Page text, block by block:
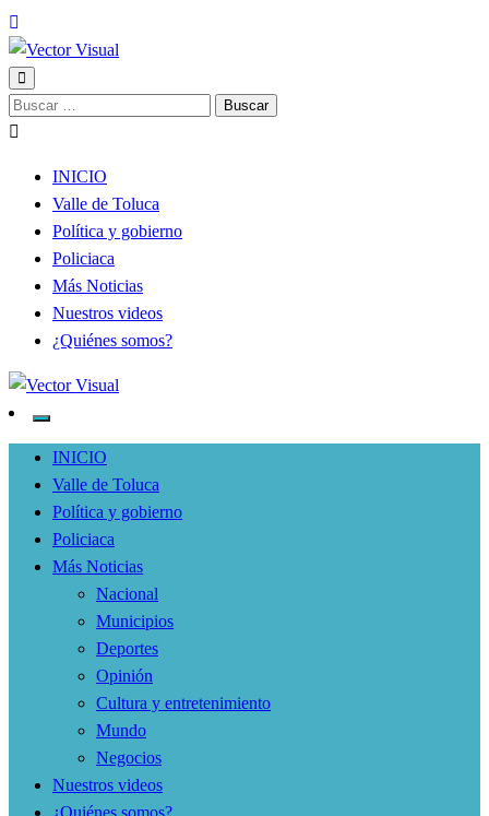
Vector Visual
Noticias y Producción Audiovisual
Buscar:
INICIO
Valle de Toluca
Política y gobierno
Policiaca
Más Noticias
Nuestros videos
¿Quiénes somos?
Vector Visual
INICIO
Valle de Toluca
Política y gobierno
Policiaca
Más Noticias
Nacional
Municipios
Deportes
Opinión
Cultura y entretenimiento
Mundo
Negocios
Nuestros videos
¿Quiénes somos?